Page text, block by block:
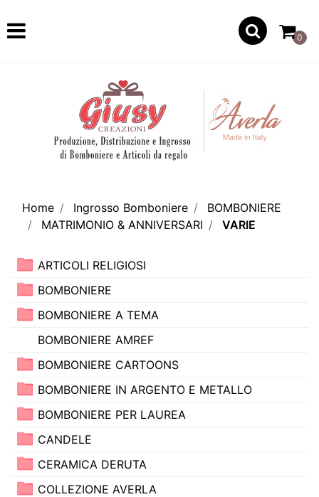
Open
0
Home Ingrosso Bomboniere
BOMBONIERE
MATRIMONIO & ANNIVERSARI
VARIE
ARTICOLI RELIGIOSI
BOMBONIERE
BOMBONIERE A TEMA
BOMBONIERE AMREF
BOMBONIERE CARTOONS
BOMBONIERE IN ARGENTO E METALLO
BOMBONIERE PER LAUREA
CANDELE
CERAMICA DERUTA
COLLEZIONE AVERLA